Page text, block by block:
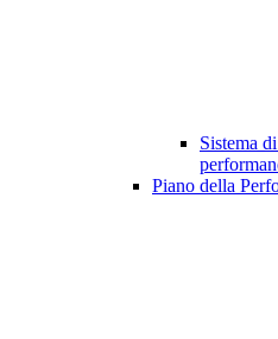
Sistema
Piano della